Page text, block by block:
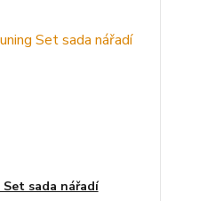
sada nářadí